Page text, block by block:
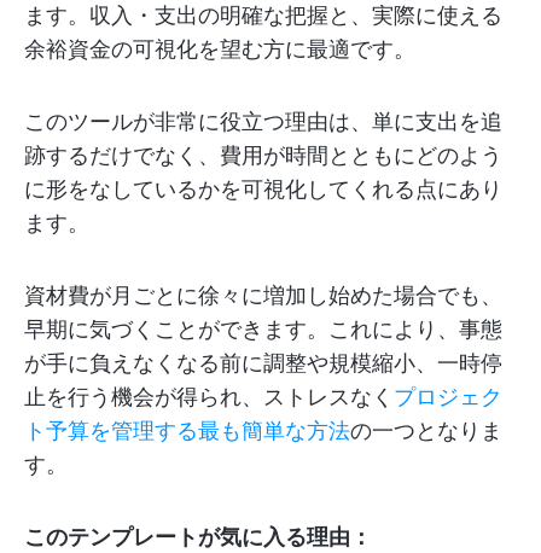
ます。収入・支出の明確な把握と、実際に使える
余裕資金の可視化を望む方に最適です。
このツールが非常に役立つ理由は、単に支出を追
跡するだけでなく、費用が時間とともにどのよう
に形をなしているかを可視化してくれる点にあり
ます。
資材費が月ごとに徐々に増加し始めた場合でも、
早期に気づくことができます。これにより、事態
が手に負えなくなる前に調整や規模縮小、一時停
止を行う機会が得られ、ストレスなく プロジェク
ト予算を管理する最も簡単な方法の一つとなりま
す。
このテンプレートが気に入る理由：